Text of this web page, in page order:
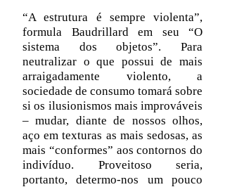
“A estrutura é sempre violenta”,
formula Baudrillard em seu “O
sistema dos objetos”. Para
neutralizar o que possui de mais
arraigadamente violento, a
sociedade de consumo tomará sobre
si os ilusionismos mais improváveis
– mudar, diante de nossos olhos,
aço em texturas as mais sedosas, as
mais “conformes” aos contornos do
indivíduo. Proveitoso seria,
portanto, determo-nos um pouco